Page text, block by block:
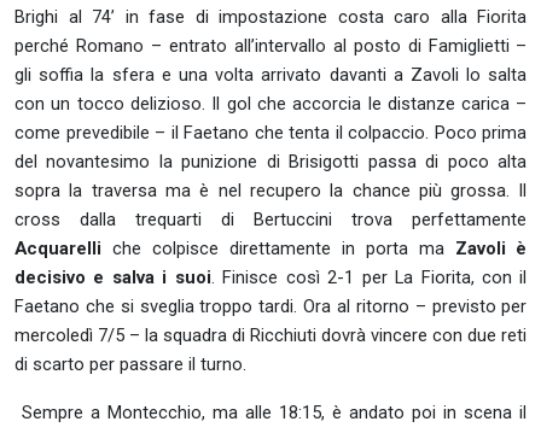
Brighi al 74’ in fase di impostazione costa caro alla Fiorita
perché Romano – entrato all’intervallo al posto di Famiglietti –
gli soffia la sfera e una volta arrivato davanti a Zavoli lo salta
con un tocco delizioso. Il gol che accorcia le distanze carica –
come prevedibile – il Faetano che tenta il colpaccio. Poco prima
del novantesimo la punizione di Brisigotti passa di poco alta
sopra la traversa ma è nel recupero la chance più grossa. Il
cross dalla trequarti di Bertuccini trova perfettamente
Acquarelli che colpisce direttamente in porta ma Zavoli è
decisivo e salva i suoi . Finisce così 2-1 per La Fiorita, con il
Faetano che si sveglia troppo tardi. Ora al ritorno – previsto per
mercoledì 7/5 – la squadra di Ricchiuti dovrà vincere con due reti
di scarto per passare il turno.
Sempre a Montecchio, ma alle 18:15, è andato poi in scena il